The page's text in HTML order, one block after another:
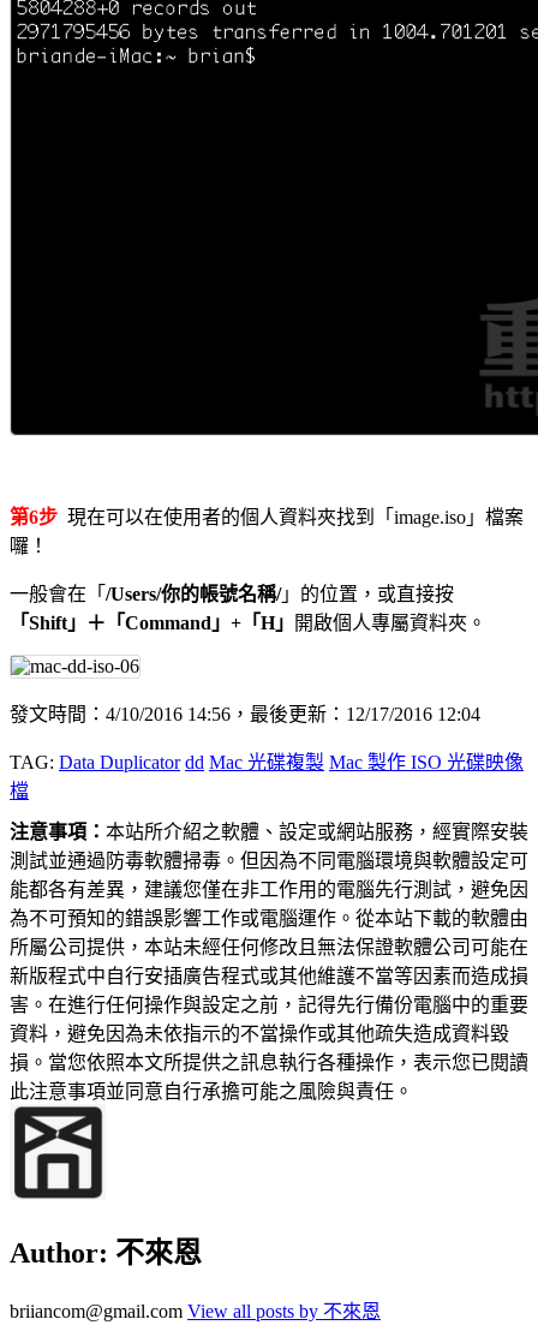
第6步 現在可以在使用者的個人資料夾找到「image.iso」檔案
囉！
一般會在「 /Users/你的帳號名稱/」的位置，或直接按
「Shift」＋「Command」+「H」
開啟個人專屬資料夾。
發文時間：4/10/2016 14:56，最後更新：12/17/2016 12:04
TAG: Data Duplicator dd Mac 光碟複製 Mac 製作 ISO 光碟映像
檔
注意事項： 本站所介紹之軟體、設定或網站服務，經實際安裝
測試並通過防毒軟體掃毒。但因為不同電腦環境與軟體設定可
能都各有差異，建議您僅在非工作用的電腦先行測試，避免因
為不可預知的錯誤影響工作或電腦運作。從本站下載的軟體由
所屬公司提供，本站未經任何修改且無法保證軟體公司可能在
新版程式中自行安插廣告程式或其他維護不當等因素而造成損
害。在進行任何操作與設定之前，記得先行備份電腦中的重要
資料，避免因為未依指示的不當操作或其他疏失造成資料毀
損。當您依照本文所提供之訊息執行各種操作，表示您已閱讀
此注意事項並同意自行承擔可能之風險與責任。
Author: 不來恩
briiancom@gmail.com View all posts by 不來恩